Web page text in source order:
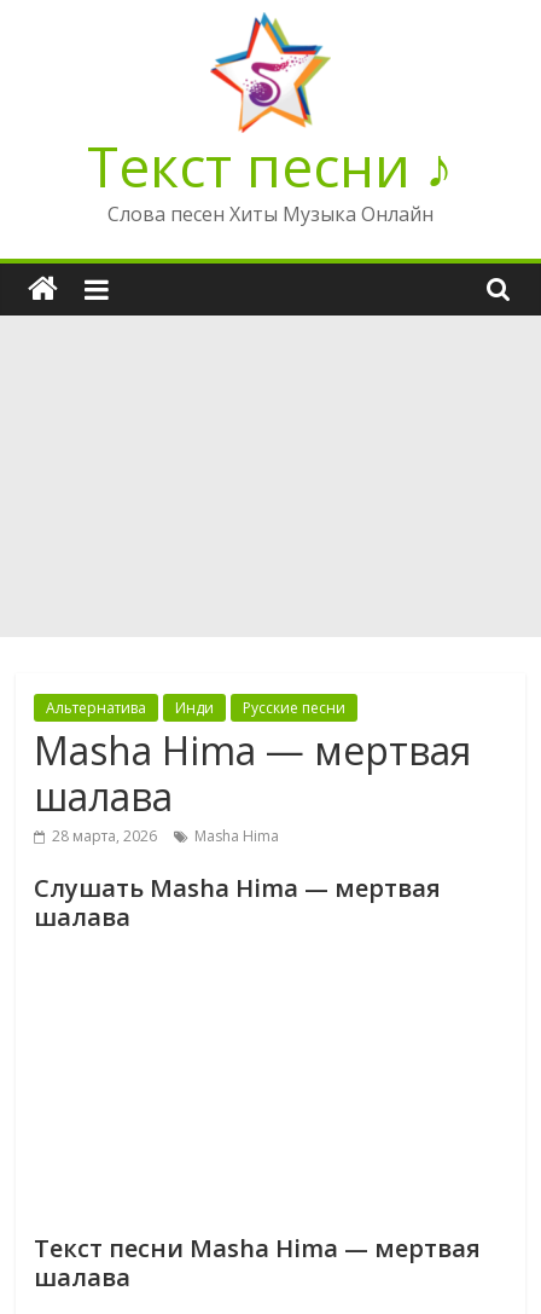
Текст песни ♪
Слова песен Хиты Музыка Онлайн
Альтернатива Инди Русские песни
Masha Hima — мертвая
шалава
28 марта, 2026 Masha Hima
Слушать Masha Hima — мертвая
шалава
Текст песни Masha Hima — мертвая
шалава